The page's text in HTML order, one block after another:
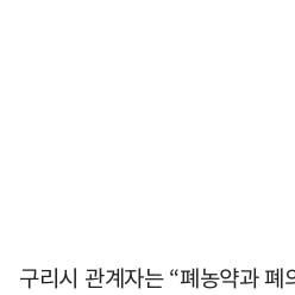
구리시 관계자는 “폐농약과 폐